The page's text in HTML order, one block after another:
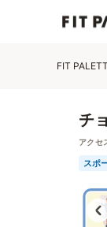
FIT
チ
アクセ
スポ